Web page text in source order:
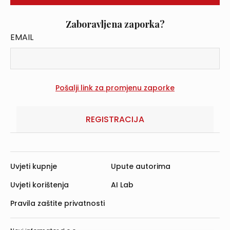
Zaboravljena zaporka?
EMAIL
REGISTRACIJA
Uvjeti kupnje
Uvjeti korištenja
Pravila zaštite privatnosti
Upute autorima
AI Lab